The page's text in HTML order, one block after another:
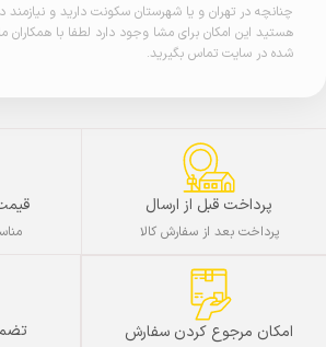
چنانچه در تهران و یا شهرستان سکونت دارید و
هستید این امکان برای مشا وجود دارد لطفا با همکاران
شده در سایت تماس بگیرید.
پرداخت قبل از ارسال
پرداخت بعد از سفارش کالا
امکان مرجوع کردن سفارش